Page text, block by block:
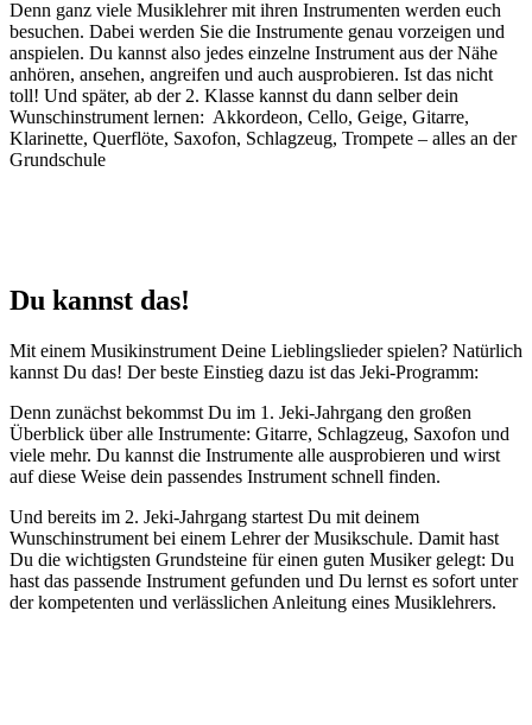
Denn ganz viele Musiklehrer mit ihren Instrumenten werden euch
besuchen. Dabei werden Sie die Instrumente genau vorzeigen und
anspielen. Du kannst also jedes einzelne Instrument aus der Nähe
anhören, ansehen, angreifen und auch ausprobieren. Ist das nicht
toll! Und später, ab der 2. Klasse kannst du dann selber dein
Wunschinstrument lernen: Akkordeon, Cello, Geige, Gitarre,
Klarinette, Querflöte, Saxofon, Schlagzeug, Trompete – alles an der
Grundschule
Du kannst das!
Mit einem Musikinstrument Deine Lieblingslieder spielen? Natürlich
kannst Du das! Der beste Einstieg dazu ist das Jeki-Programm:
Denn zunächst bekommst Du im 1. Jeki-Jahrgang den großen
Überblick über alle Instrumente: Gitarre, Schlagzeug, Saxofon und
viele mehr. Du kannst die Instrumente alle ausprobieren und wirst
auf diese Weise dein passendes Instrument schnell finden.
Und bereits im 2. Jeki-Jahrgang startest Du mit deinem
Wunschinstrument bei einem Lehrer der Musikschule. Damit hast
Du die wichtigsten Grundsteine für einen guten Musiker gelegt: Du
hast das passende Instrument gefunden und Du lernst es sofort unter
der kompetenten und verlässlichen Anleitung eines Musiklehrers.